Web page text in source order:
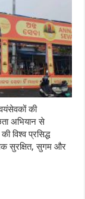
की
अभियान से
विश्व प्रसिद्ध
सुरक्षित, सुगम और